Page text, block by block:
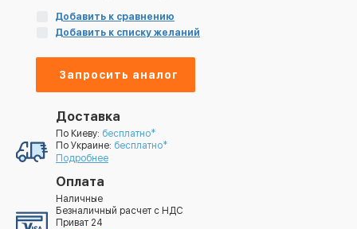
Добавить к сравнению
Добавить к списку желаний
Запросить аналог
Доставка
По Киеву: бесплатно*
По Украине: бесплатно*
Подробнее
Оплата
Наличные
Безналичный расчет с НДС
Приват 24